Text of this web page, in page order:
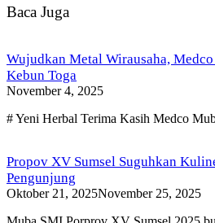
Baca Juga
Wujudkan Metal Wirausaha,
Kebun Toga
November 4, 2025
# Yeni Herbal Terima Kasih Medco
Propov XV Sumsel Suguhkan
Pengunjung
Oktober 21, 2025November 25, 2025